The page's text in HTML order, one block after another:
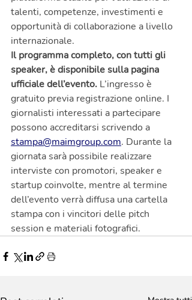
talenti, competenze, investimenti e
opportunità di collaborazione a livello
internazionale.
Il programma completo, con tutti gli
speaker, è disponibile sulla pagina
ufficiale dell’evento. L’ingresso è
gratuito previa registrazione online. I
giornalisti interessati a partecipare
possono accreditarsi scrivendo a
stampa@maimgroup.com. Durante la
giornata sarà possibile realizzare
interviste con promotori, speaker e
startup coinvolte, mentre al termine
dell’evento verrà diffusa una cartella
stampa con i vincitori delle pitch
session e materiali fotografici.